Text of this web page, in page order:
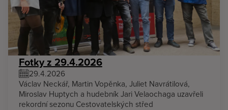
Fotky z 29.4.2026
29.4.2026
Václav Neckář, Martin Vopěnka, Juliet Navrátilová,
Miroslav Huptych a hudebník Jari Velaochaga uzavřeli
rekordní sezonu Cestovatelských střed